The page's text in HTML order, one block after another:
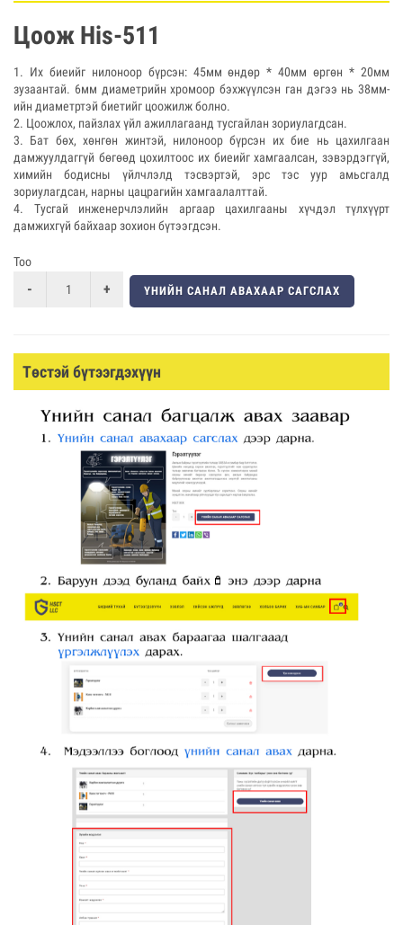
Цоож His-511
1. Их биеийг нилоноор бүрсэн: 45мм өндөр * 40мм өргөн * 20мм
зузаантай. 6мм диаметрийн хромоор бэхжүүлсэн ган дэгээ нь 38мм-
ийн диаметртэй биетийг цоожилж болно.
2. Цоожлох, пайзлах үйл ажиллагаанд тусгайлан зориулагдсан.
3. Бат бөх, хөнгөн жинтэй, нилоноор бүрсэн их бие нь цахилгаан
дамжуулдаггүй бөгөөд цохилтоос их биеийг хамгаалсан, зэвэрдэггүй,
химийн бодисны үйлчлэлд тэсвэртэй, эрс тэс уур амьсгалд
зориулагдсан, нарны цацрагийн хамгаалалттай.
4. Тусгай инженерчлэлийн аргаар цахилгааны хүчдэл түлхүүрт
дамжихгүй байхаар зохион бүтээгдсэн.
Тоо
ҮНИЙН САНАЛ АВАХААР САГСЛАХ
Төстэй бүтээгдэхүүн